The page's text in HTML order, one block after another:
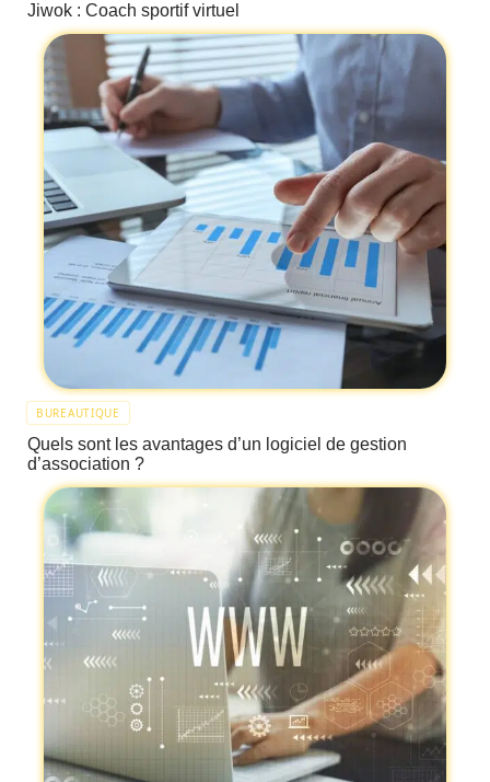
Jiwok : Coach sportif virtuel
BUREAUTIQUE
Quels sont les avantages d’un logiciel de gestion
d’association ?